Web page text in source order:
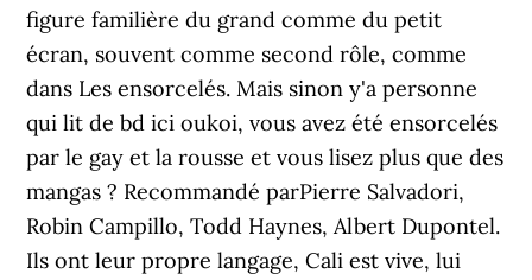
figure familière du grand comme du petit
écran, souvent comme second rôle, comme
dans Les ensorcelés. Mais sinon y'a personne
qui lit de bd ici oukoi, vous avez été ensorcelés
par le gay et la rousse et vous lisez plus que des
mangas ? Recommandé parPierre Salvadori,
Robin Campillo, Todd Haynes, Albert Dupontel.
Ils ont leur propre langage, Cali est vive, lui